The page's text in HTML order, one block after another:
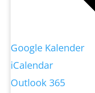
Google Kalender
iCalendar
Outlook 365